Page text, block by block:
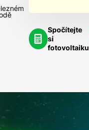
Spočítejte
si
fotovoltaiku